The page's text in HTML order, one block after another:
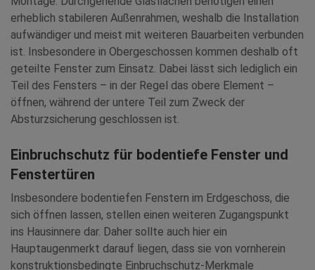
erheblich stabileren Außenrahmen, weshalb die Installation
aufwändiger und meist mit weiteren Bauarbeiten verbunden
ist. Insbesondere in Obergeschossen kommen deshalb oft
geteilte Fenster zum Einsatz. Dabei lässt sich lediglich ein
Teil des Fensters – in der Regel das obere Element –
öffnen, während der untere Teil zum Zweck der
Absturzsicherung geschlossen ist.
Einbruchschutz für bodentiefe Fenster und
Fenstertüren
Insbesondere bodentiefen Fenstern im Erdgeschoss, die
sich öffnen lassen, stellen einen weiteren Zugangspunkt
ins Hausinnere dar. Daher sollte auch hier ein
Hauptaugenmerkt darauf liegen, dass sie von vornherein
konstruktionsbedingte Einbruchschutz-Merkmale